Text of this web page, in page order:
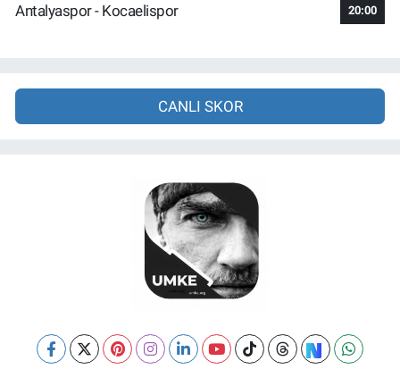
Antalyaspor - Kocaelispor 20:00
CANLI SKOR